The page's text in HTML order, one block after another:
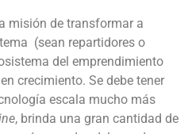
misión de transformar a
(sean repartidores o
del emprendimiento
crecimiento. Se debe tener
escala mucho más
, brinda una gran cantidad de